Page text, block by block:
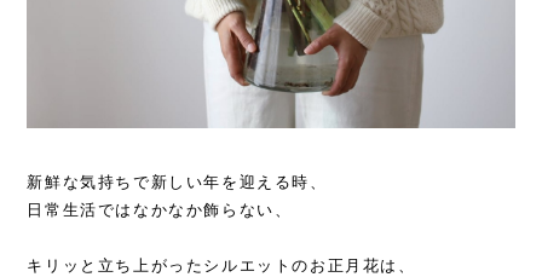
新鮮な気持ちで新しい年を迎える時、
日常生活ではなかなか飾らない、
キリッと立ち上がったシルエットのお正月花は、